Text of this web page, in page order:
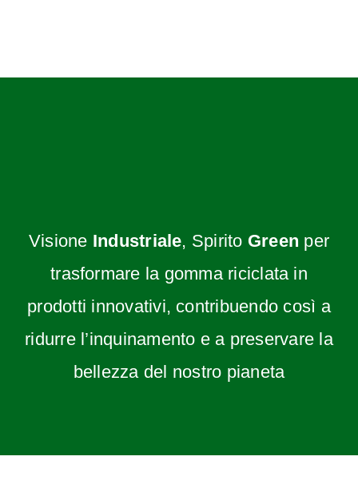
Visione Industriale, Spirito Green per
trasformare la gomma riciclata in
prodotti innovativi, contribuendo così a
ridurre l’inquinamento e a preservare la
bellezza del nostro pianeta